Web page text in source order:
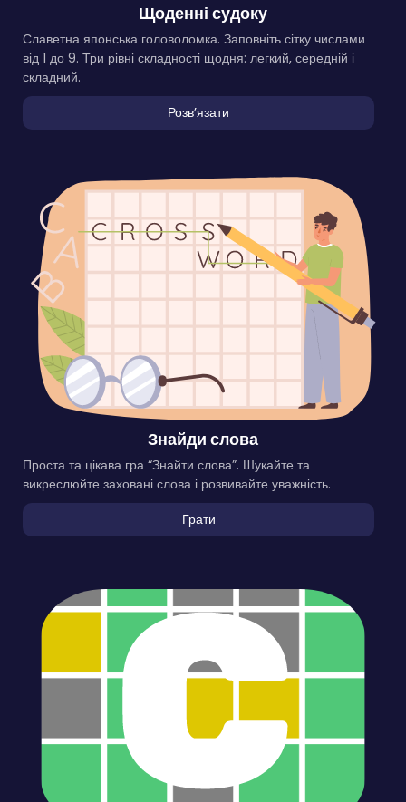
Щоденні судоку
Славетна японська головоломка. Заповніть сітку числами
від 1 до 9. Три рівні складності щодня: легкий, середній і
складний.
Розвʼязати
Знайди слова
Проста та цікава гра “Знайти слова”. Шукайте та
викреслюйте заховані слова і розвивайте уважність.
Грати